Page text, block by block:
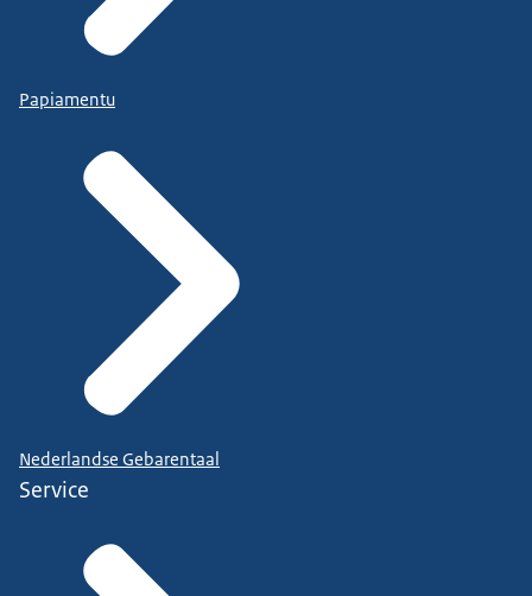
Papiamentu
Nederlandse Gebarentaal
Service